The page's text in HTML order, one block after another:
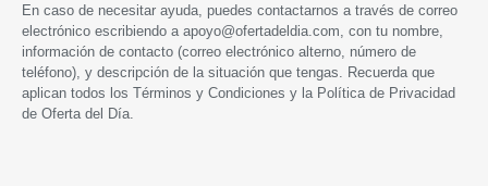
En caso de necesitar ayuda, puedes contactarnos a través de correo
electrónico escribiendo a apoyo@ofertadeldia.com , con tu nombre,
información de contacto (correo electrónico alterno, número de
teléfono), y descripción de la situación que tengas. Recuerda que
aplican todos los Términos y Condiciones y la Política de Privacidad
de Oferta del Día.